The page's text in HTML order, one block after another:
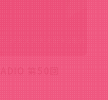
第50回